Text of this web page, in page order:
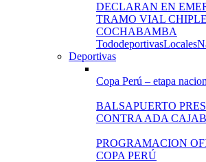
DECLARAN EN
TRAMO VIAL
COCHABAMBA
TododeportivasLocales
Deportivas
Copa Perú – etapa
BALSAPUERTO
CONTRA ADA
PROGRAMACION
COPA PERÚ